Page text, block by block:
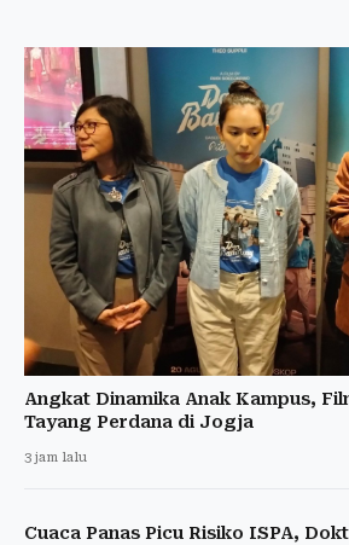
Angkat Dinamika Anak Kampus,
Tayang Perdana di Jogja
3 jam lalu
Cuaca Panas Picu Risiko ISPA,